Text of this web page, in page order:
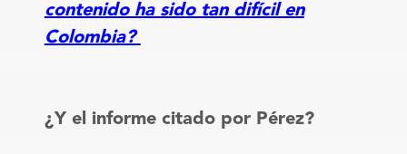
contenido ha sido tan difícil en
Colombia?
¿Y el informe citado por Pérez?